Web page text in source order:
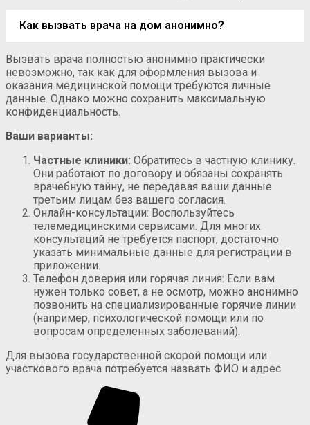
Как вызвать врача на дом анонимно?
Вызвать врача полностью анонимно практически
невозможно, так как для оформления вызова и
оказания медицинской помощи требуются личные
данные. Однако можно сохранить максимальную
конфиденциальность.
Ваши варианты:
Частные клиники: Обратитесь в частную клинику.
Они работают по договору и обязаны сохранять
врачебную тайну, не передавая ваши данные
третьим лицам без вашего согласия.
Онлайн-консультации: Воспользуйтесь
телемедицинскими сервисами. Для многих
консультаций не требуется паспорт, достаточно
указать минимальные данные для регистрации в
приложении.
Телефон доверия или горячая линия: Если вам
нужен только совет, а не осмотр, можно анонимно
позвонить на специализированные горячие линии
(например, психологической помощи или по
вопросам определенных заболеваний).
Для вызова государственной скорой помощи или
участкового врача потребуется назвать ФИО и адрес.